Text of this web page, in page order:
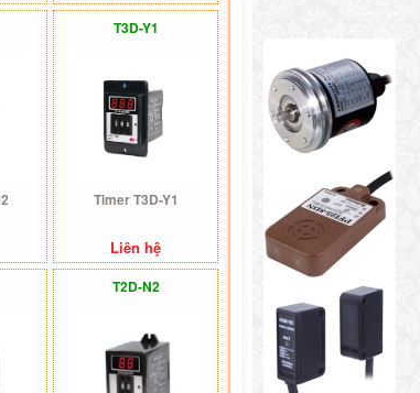
T3D-Y1
Timer T3D-Y1
Liên hệ
T2D-N2